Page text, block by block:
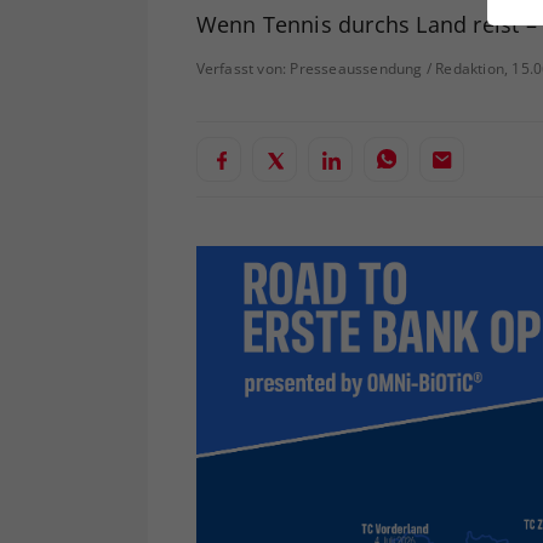
Wenn Tennis durchs Land reist
Verfasst von: Presseaussendung / Redaktion,